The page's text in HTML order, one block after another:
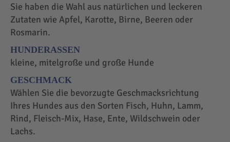
Sie haben die Wahl aus natürlichen und leckeren
Zutaten wie Apfel, Karotte, Birne, Beeren oder
Rosmarin.
HUNDERASSEN
kleine, mitelgroße und große Hunde
GESCHMACK
Wählen Sie die bevorzugte Geschmacksrichtung
Ihres Hundes aus den Sorten Fisch, Huhn, Lamm,
Rind, Fleisch-Mix, Hase, Ente, Wildschwein oder
Lachs.